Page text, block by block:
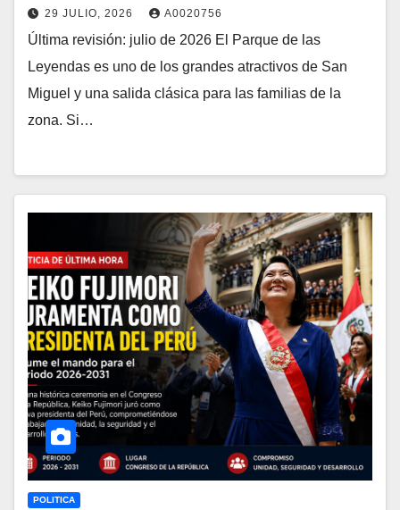
29 JULIO, 2026 A0020756
Última revisión: julio de 2026 El Parque de las
Leyendas es uno de los grandes atractivos de San
Miguel y una salida clásica para las familias de la
zona. Si…
POLITICA